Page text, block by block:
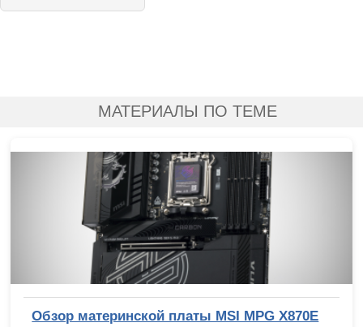
МАТЕРИАЛЫ ПО ТЕМЕ
Обзор материнской платы MSI MPG X870E